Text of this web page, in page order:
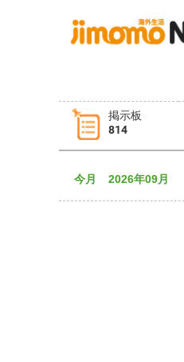
掲示板
814
タウン情報
今月 2026年09月